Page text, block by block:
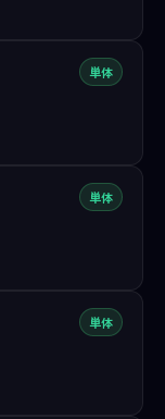
単体
単体
単体